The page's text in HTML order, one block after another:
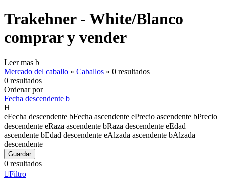
Trakehner - White/Blanco
comprar y vender
Leer mas b
Mercado del caballo » Caballos » 0 resultados
0 resultados
Ordenar por
Fecha descendente b
H
eFecha descendente bFecha ascendente ePrecio ascendente bPrecio
descendente eRaza ascendente bRaza descendente eEdad
ascendente bEdad descendente eAlzada ascendente bAlzada
descendente
Guardar
0 resultados
Filtro